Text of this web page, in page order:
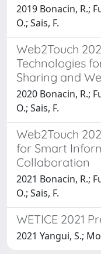
2019 Bonacin, R.;
O.; Sais, F.
Web2Touch
Technologies
Sharing and
2020 Bonacin, R.;
O.; Sais, F.
Web2Touch
for Smart
Collaboration
2021 Bonacin, R.;
O.; Sais, F.
WETICE 2021
2021 Yangui, S.;